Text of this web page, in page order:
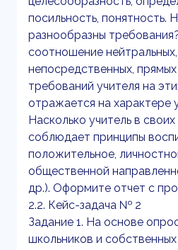
посильность, понятность.
разнообразны
соотношение
непосредственных,
требований учителя на
отражается на характере
Насколько учитель в
соблюдает принципы
положительное,
общественной
др.). Оформите отчет с
2.2. Кейс-задача № 2
Задание 1. На основе
школьников и